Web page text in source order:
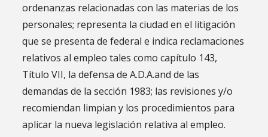
ordenanzas relacionadas con las materias de los
personales; representa la ciudad en el litigación
que se presenta de federal e indica reclamaciones
relativos al empleo tales como capítulo 143,
Título VII, la defensa de A.D.A.and de las
demandas de la sección 1983; las revisiones y/o
recomiendan limpian y los procedimientos para
aplicar la nueva legislación relativa al empleo.